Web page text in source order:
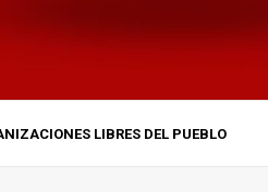
LIBRES DEL PUEBLO